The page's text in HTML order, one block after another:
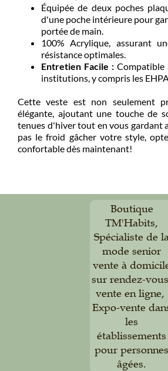
Équipée de deux poches
d'une poche intérieure pour
portée de main.
100% Acrylique, assurant
résistance optimales.
Entretien Facile : Compatible
institutions, y compris les
Cette veste est non seulement
élégante, ajoutant une touche de
tenues d'hiver tout en vous gardant
pas le froid gâcher votre style,
confortable dès maintenant!
Boutique
TM'Habits,
Spécialiste de
mode senior
vente à
sur rendez-
vente en ligne,
Expo-vente
les
établissements
pour personnes
âgées.